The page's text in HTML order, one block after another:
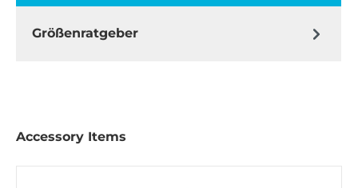
Größenratgeber
Accessory Items